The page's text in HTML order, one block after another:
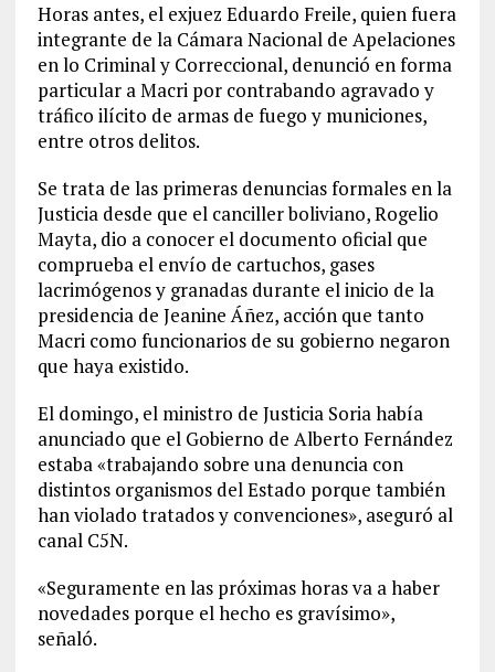
Horas antes, el exjuez Eduardo Freile, quien fuera
integrante de la Cámara Nacional de Apelaciones
en lo Criminal y Correccional, denunció en forma
particular a Macri por contrabando agravado y
tráfico ilícito de armas de fuego y municiones,
entre otros delitos.
Se trata de las primeras denuncias formales en la
Justicia desde que el canciller boliviano, Rogelio
Mayta, dio a conocer el documento oficial que
comprueba el envío de cartuchos, gases
lacrimógenos y granadas durante el inicio de la
presidencia de Jeanine Áñez, acción que tanto
Macri como funcionarios de su gobierno negaron
que haya existido.
El domingo, el ministro de Justicia Soria había
anunciado que el Gobierno de Alberto Fernández
estaba «trabajando sobre una denuncia con
distintos organismos del Estado porque también
han violado tratados y convenciones», aseguró al
canal C5N.
«Seguramente en las próximas horas va a haber
novedades porque el hecho es gravísimo»,
señaló.